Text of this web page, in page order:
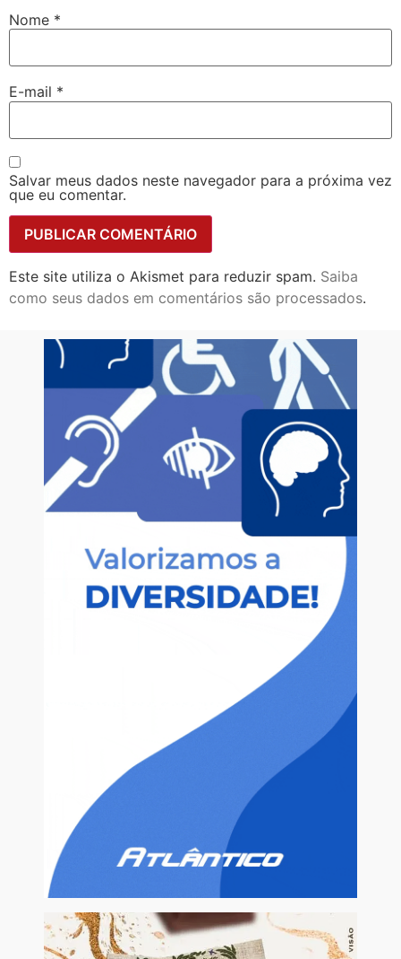
Nome *
E-mail *
Salvar meus dados neste navegador para a próxima vez
que eu comentar.
Este site utiliza o Akismet para reduzir spam. Saiba
como seus dados em comentários são processados.